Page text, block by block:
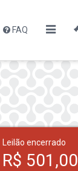
FAQ
Leilão encerrado
R$ 501,00